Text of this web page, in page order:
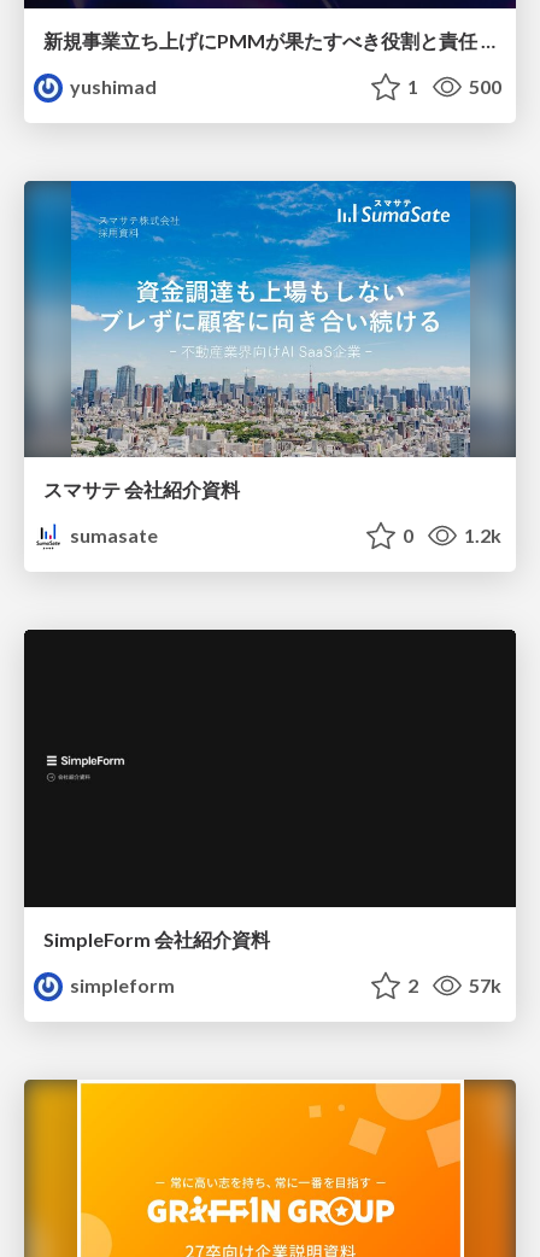
新規事業立ち上げにPMMが果たすべき役割と責任 −スケールアップ企業における"プロダクトマーケティング"の可能性
yushimad
1 500
スマサテ 会社紹介資料
sumasate
0 1.2k
SimpleForm 会社紹介資料
simpleform
2 57k